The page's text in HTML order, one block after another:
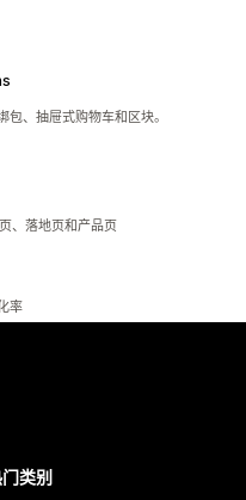
、抽屉式购物车和区块。
、落地页和产品页
率
类别